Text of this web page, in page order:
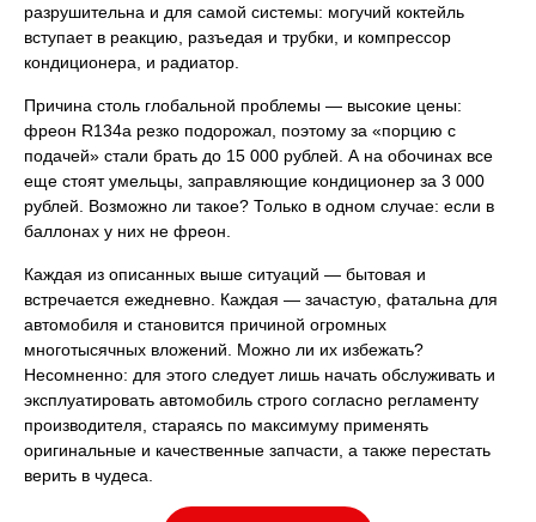
разрушительна и для самой системы: могучий коктейль
вступает в реакцию, разъедая и трубки, и компрессор
кондиционера, и радиатор.
Причина столь глобальной проблемы — высокие цены:
фреон R134а резко подорожал, поэтому за «порцию с
подачей» стали брать до 15 000 рублей. А на обочинах все
еще стоят умельцы, заправляющие кондиционер за 3 000
рублей. Возможно ли такое? Только в одном случае: если в
баллонах у них не фреон.
Каждая из описанных выше ситуаций — бытовая и
встречается ежедневно. Каждая — зачастую, фатальна для
автомобиля и становится причиной огромных
многотысячных вложений. Можно ли их избежать?
Несомненно: для этого следует лишь начать обслуживать и
эксплуатировать автомобиль строго согласно регламенту
производителя, стараясь по максимуму применять
оригинальные и качественные запчасти, а также перестать
верить в чудеса.